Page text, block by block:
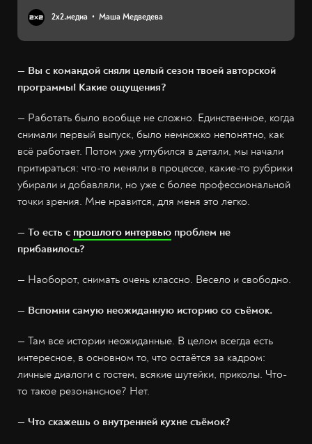
2х2.медиа Маша Медведева
— Вы с командой сняли целый сезон твоей авторской
программы! Какие ощущения?
— Работать было вообще не сложно. Единственное, когда
снимали первый выпуск, было немножко непонятно, как
всё работает. Потом уже углубился в детали, мы начали
притираться: что-то меняли в процессе, какие-то рубрики
убирали и добавляли, но уже с более профессиональной
точки зрения. Мне нравится, для меня это легко.
— То есть с прошлого интервью проблем не
прибавилось?
— Наоборот, снимать очень классно. Весело и свободно.
— Вспомни самую неожиданную историю со съёмок.
— Там все истории неожиданные. В целом всегда есть
интересное, в основном то, что остаётся за кадром:
личные диалоги с гостем, всякие шутейки, приколы. Что-
то такое резонансное? Нет.
— Что скажешь о внутренней кухне съёмок?